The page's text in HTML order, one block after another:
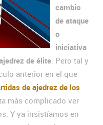
cambio
de ataque
o
iniciativa
de élite. Pero tal y
anterior en el que
de ajedrez de los
más complicado ver
Y ya insistíamos en